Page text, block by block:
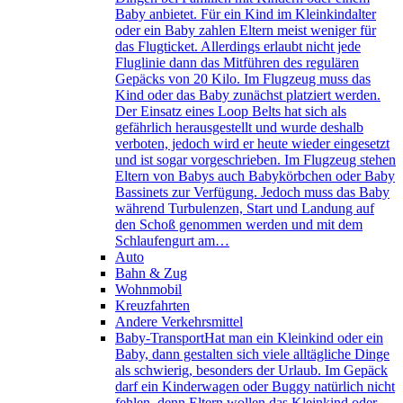
Baby anbietet. Für ein Kind im Kleinkindalter
oder ein Baby zahlen Eltern meist weniger für
das Flugticket. Allerdings erlaubt nicht jede
Fluglinie dann das Mitführen des regulären
Gepäcks von 20 Kilo. Im Flugzeug muss das
Kind oder das Baby zunächst platziert werden.
Der Einsatz eines Loop Belts hat sich als
gefährlich herausgestellt und wurde deshalb
verboten, jedoch wird er heute wieder eingesetzt
und ist sogar vorgeschrieben. Im Flugzeug stehen
Eltern von Babys auch Babykörbchen oder Baby
Bassinets zur Verfügung. Jedoch muss das Baby
während Turbulenzen, Start und Landung auf
den Schoß genommen werden und mit dem
Schlaufengurt am…
Auto
Bahn & Zug
Wohnmobil
Kreuzfahrten
Andere Verkehrsmittel
Baby-TransportHat man ein Kleinkind oder ein
Baby, dann gestalten sich viele alltägliche Dinge
als schwierig, besonders der Urlaub. Im Gepäck
darf ein Kinderwagen oder Buggy natürlich nicht